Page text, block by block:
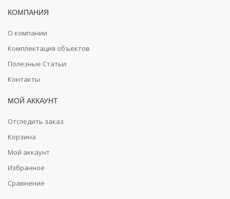
КОМПАНИЯ
О компании
Комплектация объектов
Полезные Статьи
Контакты
МОЙ АККАУНТ
Отследить заказ
Корзина
Мой аккаунт
Избранное
Сравнение